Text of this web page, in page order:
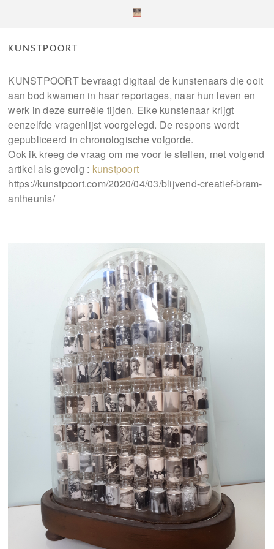
KUNSTPOORT
KUNSTPOORT bevraagt digitaal de kunstenaars die ooit
aan bod kwamen in haar reportages, naar hun leven en
werk in deze surreële tijden. Elke kunstenaar krijgt
eenzelfde vragenlijst voorgelegd. De respons wordt
gepubliceerd in chronologische volgorde.
Ook ik kreeg de vraag om me voor te stellen, met volgend
artikel als gevolg : kunstpoort
https://kunstpoort.com/2020/04/03/blijvend-creatief-bram-
antheunis/